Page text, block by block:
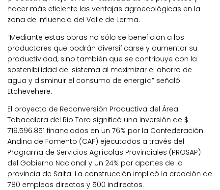
hacer más eficiente las ventajas agroecológicas en la
zona de influencia del Valle de Lerma.
“Mediante estas obras no sólo se benefician a los
productores que podrán diversificarse y aumentar su
productividad, sino también que se contribuye con la
sostenibilidad del sistema al maximizar el ahorro de
agua y disminuir el consumo de energía” señaló
Etchevehere.
El proyecto de Reconversión Productiva del Área
Tabacalera del Rio Toro significó una inversión de $
719.596.851 financiados en un 76% por la Confederación
Andina de Fomento (CAF) ejecutados a través del
Programa de Servicios Agrícolas Provinciales (PROSAP)
del Gobierno Nacional y un 24% por aportes de la
provincia de Salta. La construcción implicó la creación de
780 empleos directos y 500 indirectos.